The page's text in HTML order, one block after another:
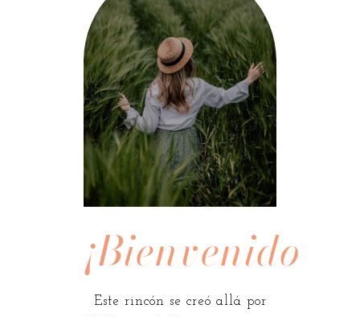
¡Bienvenidos!
Este rincón se creó allá por